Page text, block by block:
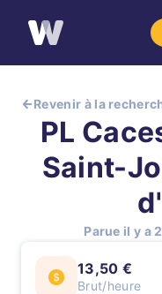
Revenir à la
PL
Saint-
Parue il y a
13,50 €
Brut/heure